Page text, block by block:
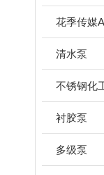
清水泵
不锈钢化
衬胶泵
多级泵